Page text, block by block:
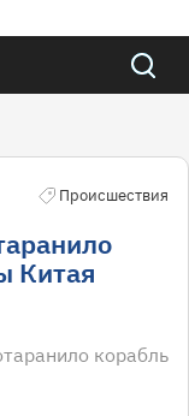
Происшествия
Китая
корабль